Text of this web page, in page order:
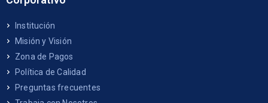
Institución
Misión y Visión
Zona de Pagos
Política de Calidad
Preguntas frecuentes